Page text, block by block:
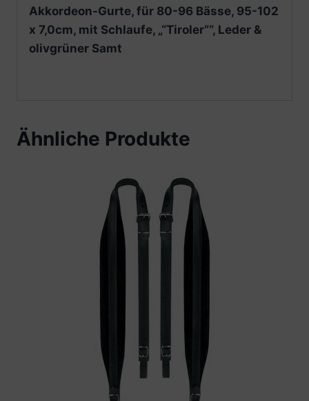
Akkordeon-Gurte, für 80-96 Bässe, 95-102
x 7,0cm, mit Schlaufe, „“Tiroler““, Leder &
olivgrüner Samt
Ähnliche Produkte